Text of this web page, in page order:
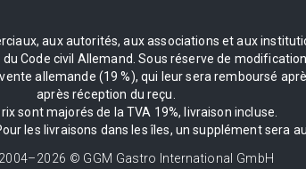
aux autorités, aux associations et aux
Code civil Allemand. Sous réserve de
allemande (19 %), qui leur sera remboursé
après réception du reçu.
sont majorés de la TVA 19%, livraison incluse.
les livraisons dans les îles, un supplément sera
2026 © GGM Gastro International GmbH